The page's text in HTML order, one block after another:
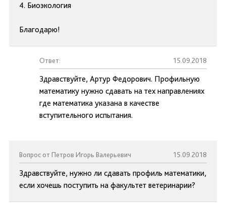
4. Биоэкология
Благодарю!
Ответ: 15.09.2018
Здравствуйте, Артур Федорович. Профильную
математику нужно сдавать на тех направлениях
где математика указана в качестве
вступительного испытания.
Вопрос от Петров Игорь Валерьевич 15.09.2018
Здравствуйте, нужно ли сдавать профиль математики,
если хочешь поступить на факультет ветеринарии?